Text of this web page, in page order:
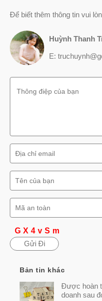
Để biết thêm thông tin vui
Huỳnh Thanh
E:
GX4vSm
Bản tin khác
Được hoàn
doanh sau